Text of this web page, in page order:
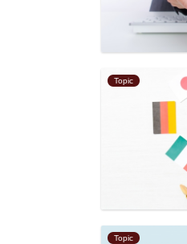
Topic
Topic